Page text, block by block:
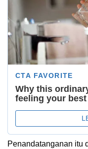
Penandatanganan itu